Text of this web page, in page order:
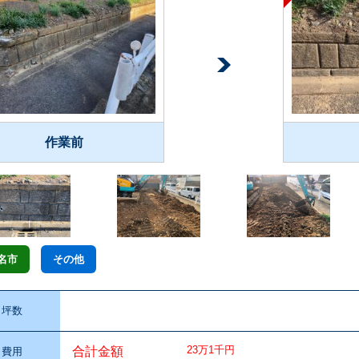
作業前
市 その他
坪数
費用 合計金額 23万1千円